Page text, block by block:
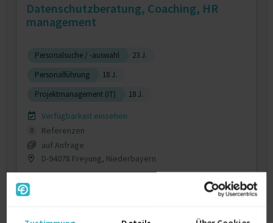
Datenschutzberatung, Coaching, HR
management
Personalsuche / -auswahl
23 J.
Personalführung
18 J.
Projektmanagement (IT)
18 J.
Verfügbarkeit einsehen
0
Referenzen
auf Anfrage
D-94078 Freyung, Niederbayern